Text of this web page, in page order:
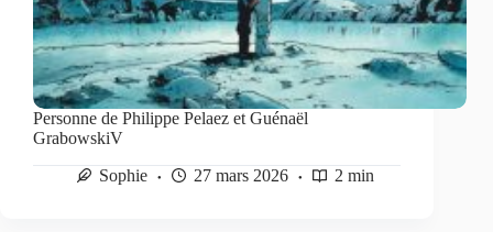
Personne de Philippe Pelaez et Guénaël
GrabowskiV
Sophie
27 mars 2026 2 min